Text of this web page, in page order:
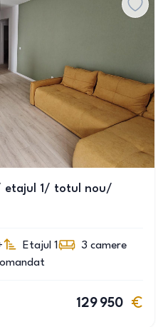
etajul 1/ totul nou/
Etajul 1 3 camere
129 950